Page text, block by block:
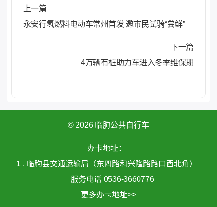
上一篇
永安行氢燃料电动车常州首发 邀市民试骑“尝鲜”
下一篇
4万辆有桩助力车进入冬季维保期
© 2026 临朐公共自行车
办卡地址：
1 . 临朐县交通运输局（东四路和兴隆路路口西北角）
服务电话 0536-3660776
更多办卡地址>>